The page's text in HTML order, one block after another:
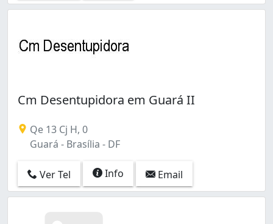
Cm Desentupidora em Guará II
Qe 13 Cj H, 0
Guará - Brasília - DF
Ver Tel Info Email